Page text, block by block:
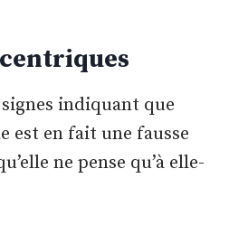
indiquant que
est en fait une fausse
ne pense qu’à elle-